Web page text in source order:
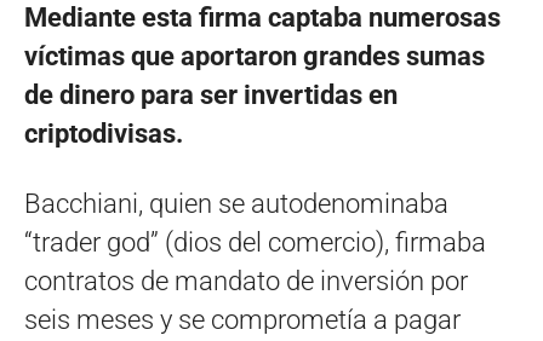
Mediante esta firma captaba numerosas
víctimas que aportaron grandes sumas
de dinero para ser invertidas en
criptodivisas.
Bacchiani, quien se autodenominaba
“trader god” (dios del comercio), firmaba
contratos de mandato de inversión por
seis meses y se comprometía a pagar